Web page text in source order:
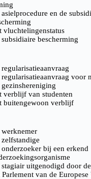
en de
vluchtelingenstatus
bescherming
voor
gezinshereniging
verblijf van studenten
buitengewoon verblijf
werknemer
onderzoeker bij een erkend
stagiair uitgenodigd door
Parlement van de Europese